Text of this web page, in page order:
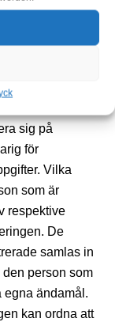
från alla
sig på
för
Vilka
som är
respektive
De
samlas in
person som
egna ändamål.
kan ordna att